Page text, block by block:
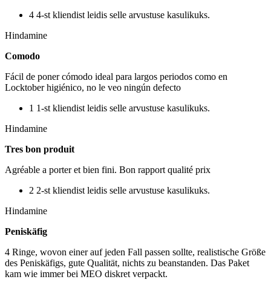
4 4-st kliendist leidis selle arvustuse kasulikuks.
Hindamine
Comodo
Fácil de poner cómodo ideal para largos periodos como en
Locktober higiénico, no le veo ningún defecto
1 1-st kliendist leidis selle arvustuse kasulikuks.
Hindamine
Tres bon produit
Agréable a porter et bien fini. Bon rapport qualité prix
2 2-st kliendist leidis selle arvustuse kasulikuks.
Hindamine
Peniskäfig
4 Ringe, wovon einer auf jeden Fall passen sollte, realistische Größe
des Peniskäfigs, gute Qualität, nichts zu beanstanden. Das Paket
kam wie immer bei MEO diskret verpackt.